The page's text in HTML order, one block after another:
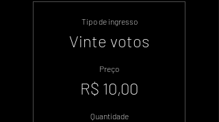
Tipo de ingresso
Vinte votos
Preço
R$ 10,00
Quantidade